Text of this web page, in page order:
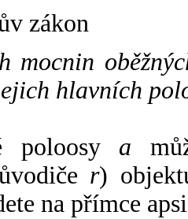
zákon
mocnin
hlavních
poloosy a
r)
na přímce